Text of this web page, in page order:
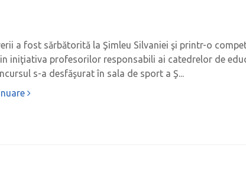
a fost sărbătorită la Şimleu Silvaniei şi printr-o
iniţiativa profesorilor responsabili ai catedrelor de
s-a desfăşurat în sala de sport a Ş...